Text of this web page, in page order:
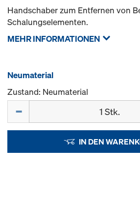
Handschaber zum Entfernen von
Schalungselementen.
MEHR INFORMATIONEN
Neumaterial
Zustand: Neumaterial
IN DEN